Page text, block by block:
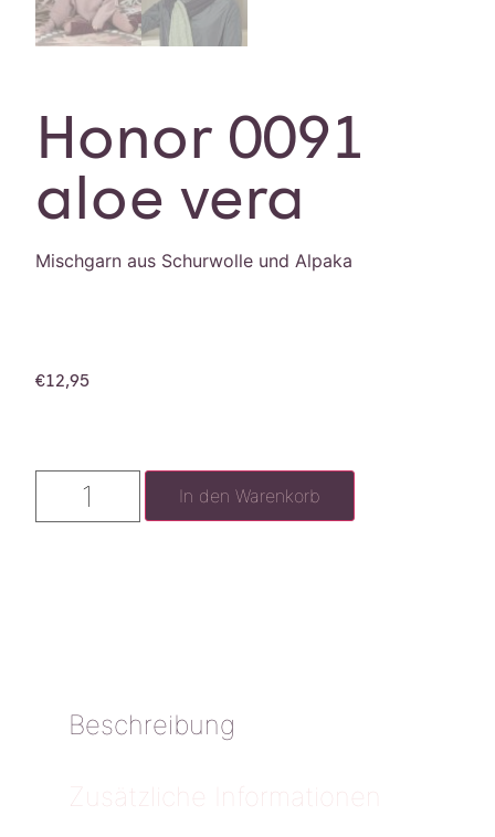
Honor 0091
aloe vera
Mischgarn aus Schurwolle und Alpaka
€12,95
In den Warenkorb
Beschreibung
Zusätzliche Informationen